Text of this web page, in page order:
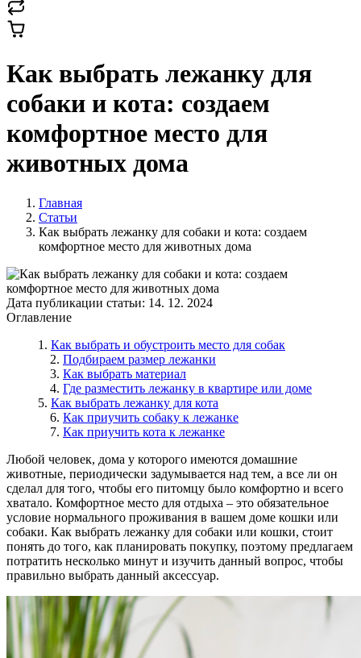
Как выбрать лежанку для
собаки и кота: создаем
комфортное место для
животных дома
Главная
Статьи
Как выбрать лежанку для собаки и кота: создаем
комфортное место для животных дома
Дата публикации статьи: 14. 12. 2024
Оглавление
Как выбрать и обустроить место для собак
Подбираем размер лежанки
Как выбрать материал
Где разместить лежанку в квартире или доме
Как выбрать лежанку для кота
Как приучить собаку к лежанке
Как приучить кота к лежанке
Любой человек, дома у которого имеются домашние
животные, периодически задумывается над тем, а все ли он
сделал для того, чтобы его питомцу было комфортно и всего
хватало. Комфортное место для отдыха – это обязательное
условие нормального проживания в вашем доме кошки или
собаки. Как выбрать лежанку для собаки или кошки, стоит
понять до того, как планировать покупку, поэтому предлагаем
потратить несколько минут и изучить данный вопрос, чтобы
правильно выбрать данный аксессуар.